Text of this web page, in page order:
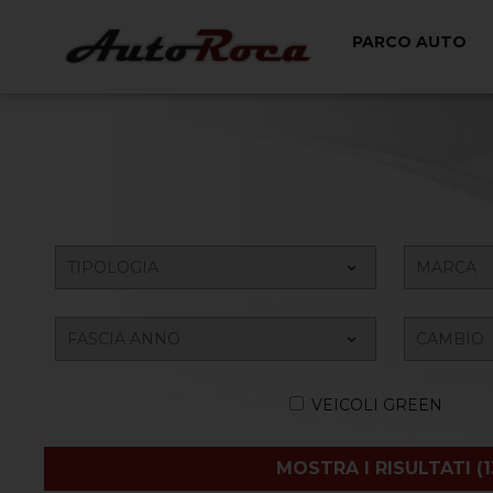
PARCO AUTO
VEICOLI GREEN